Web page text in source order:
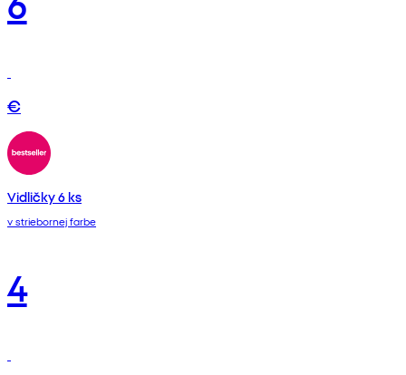
€
Vidličky 6 ks
v striebornej farbe
4